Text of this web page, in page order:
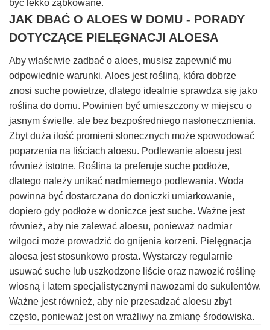
być lekko ząbkowane.
JAK DBAĆ O ALOES W DOMU - PORADY
DOTYCZĄCE PIELĘGNACJI ALOESA
Aby właściwie zadbać o aloes, musisz zapewnić mu
odpowiednie warunki. Aloes jest rośliną, która dobrze
znosi suche powietrze, dlatego idealnie sprawdza się jako
roślina do domu. Powinien być umieszczony w miejscu o
jasnym świetle, ale bez bezpośredniego nasłonecznienia.
Zbyt duża ilość promieni słonecznych może spowodować
poparzenia na liściach aloesu. Podlewanie aloesu jest
również istotne. Roślina ta preferuje suche podłoże,
dlatego należy unikać nadmiernego podlewania. Woda
powinna być dostarczana do doniczki umiarkowanie,
dopiero gdy podłoże w doniczce jest suche. Ważne jest
również, aby nie zalewać aloesu, ponieważ nadmiar
wilgoci może prowadzić do gnijenia korzeni. Pielęgnacja
aloesa jest stosunkowo prosta. Wystarczy regularnie
usuwać suche lub uszkodzone liście oraz nawozić roślinę
wiosną i latem specjalistycznymi nawozami do sukulentów.
Ważne jest również, aby nie przesadzać aloesu zbyt
często, ponieważ jest on wrażliwy na zmianę środowiska.